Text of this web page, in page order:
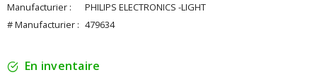
Manufacturier :
PHILIPS ELECTRONICS -LIGHT
# Manufacturier : 479634
En inventaire